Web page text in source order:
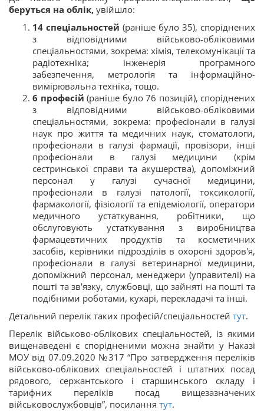
беруться на облік, увійшло:
14 спеціальностей (раніше було 35), споріднених
з відповідними військово-обліковими
спеціальностями, зокрема: хімія, телекомунікації та
радіотехніка; інженерія програмного
забезпечення, метрологія та інформаційно-
вимірювальна техніка, тощо.
6 професій (раніше було 76 позицій), споріднених
з відповідними військово-обліковими
спеціальностями, зокрема: професіонали в галузі
наук про життя та медичних наук, стоматологи,
професіонали в галузі фармації, провізори, інші
професіонали в галузі медицини (крім
сестринської справи та акушерства), допоміжний
персонал у галузі сучасної медицини,
професіонали в галузі патології, токсикології,
фармакології, фізіології та епідеміології, оператори
медичного устаткування, робітники, що
обслуговують устаткування з виробництва
фармацевтичних продуктів та косметичних
засобів, керівники підрозділів в охороні здоров'я,
професіонали в галузі ветеринарної медицини,
допоміжний персонал, менеджери (управителі) на
пошті та зв'язку, службовці, що зайняті на пошті та
подібними роботами, кухарі, перекладачі та інші.
Детальний перелік таких професій/спеціальностей тут.
Перелік військово-облікових спеціальностей, із якими
вищенаведені є спорідненими можна знайти у Наказі
МОУ від 07.09.2020 №317 “Про затвердження переліків
військово-облікових спеціальностей і штатних посад
рядового, сержантського і старшинського складу і
тарифних переліків посад вищезазначених
військовослужбовців”, посилання тут.